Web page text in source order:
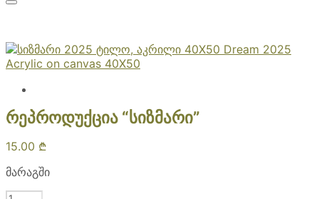
რეპროდუქცია “სიზმარი”
15.00 ₾
მარაგში